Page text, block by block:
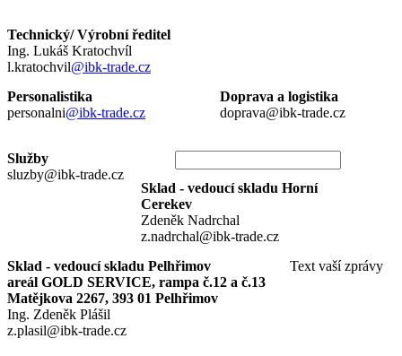
Technický/ Výrobní ředitel
Ing. Lukáš Kratochvíl
l.kratochvil@ibk-trade.cz
Personalistika
personalni@ibk-trade.cz
Doprava a logistika
doprava@ibk-trade.cz
Služby
sluzby@ibk-trade.cz
Sklad - vedoucí skladu Horní
Cerekev
Zdeněk Nadrchal
z.nadrchal@ibk-trade.cz
Sklad - vedoucí skladu Pelhřimov
areál GOLD SERVICE, rampa č.12 a č.13
Matějkova 2267, 393 01 Pelhřimov
Ing. Zdeněk Plášil
z.plasil@ibk-trade.cz
Text vaší zprávy